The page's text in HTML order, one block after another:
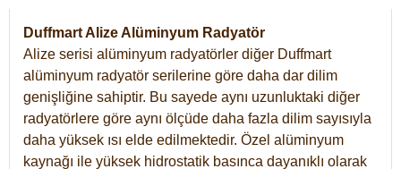
Duffmart Alize Alüminyum Radyatör
Alize serisi alüminyum radyatörler diğer Duffmart
alüminyum radyatör serilerine göre daha dar dilim
genişliğine sahiptir. Bu sayede aynı uzunluktaki diğer
radyatörlere göre aynı ölçüde daha fazla dilim sayısıyla
daha yüksek ısı elde edilmektedir. Özel alüminyum
kaynağı ile yüksek hidrostatik basınca dayanıklı olarak